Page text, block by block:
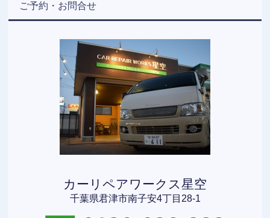
ご予約・お問合せ
カーリペアワークス星空
千葉県君津市南子安4丁目28-1